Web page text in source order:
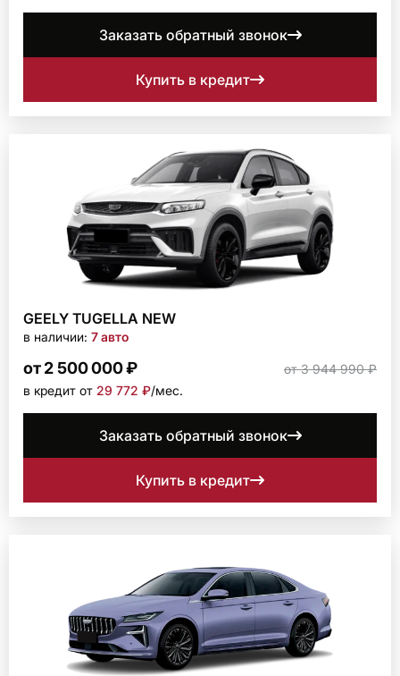
Заказать обратный звонок
Купить в кредит
GEELY TUGELLA NEW
в наличии: 7 авто
от 2 500 000 ₽
от 3 944 990 ₽
в кредит от 29 772 ₽/мec.
Заказать обратный звонок
Купить в кредит